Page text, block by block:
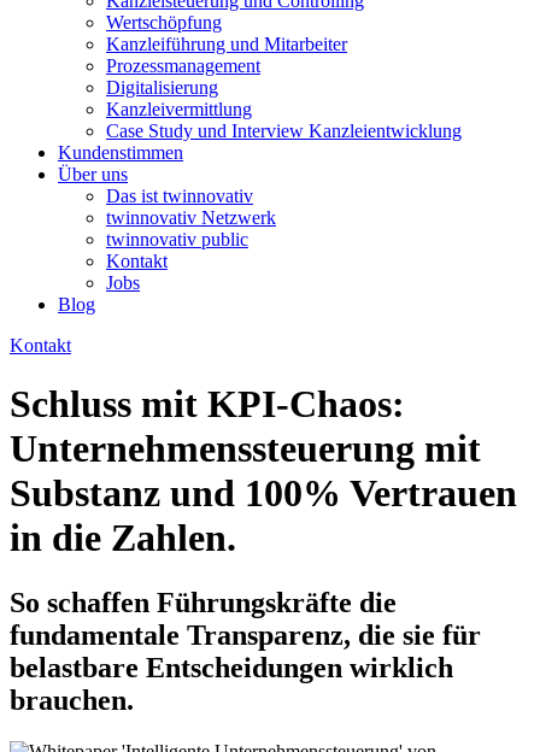
Wertschöpfung
Kanzleiführung und Mitarbeiter
Prozessmanagement
Digitalisierung
Kanzleivermittlung
Case Study und Interview Kanzleientwicklung
Kundenstimmen
Über uns
Das ist twinnovativ
twinnovativ Netzwerk
twinnovativ public
Kontakt
Jobs
Blog
Kontakt
Schluss mit KPI-Chaos:
Unternehmenssteuerung mit
Substanz und 100% Vertrauen
in die Zahlen.
So schaffen Führungskräfte die
fundamentale Transparenz, die sie für
belastbare Entscheidungen wirklich
brauchen.